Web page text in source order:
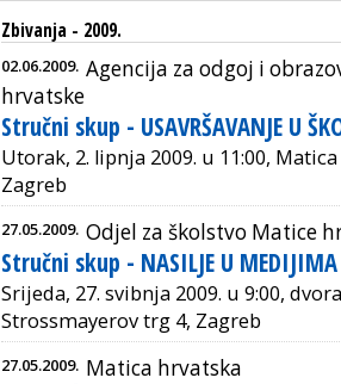
Zbivanja - 2009.
02.06.2009. Agencija za odgoj i
hrvatske
Stručni skup - USAVRŠAVANJE U
Utorak, 2. lipnja 2009. u 11:00,
Zagreb
27.05.2009. Odjel za školstvo Matice
Stručni skup - NASILJE U MEDIJIMA
Srijeda, 27. svibnja 2009. u 9:00,
Strossmayerov trg 4, Zagreb
27.05.2009. Matica hrvatska